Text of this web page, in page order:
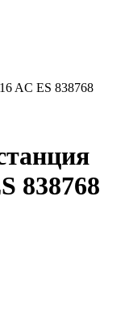
AC ES 838768
838768